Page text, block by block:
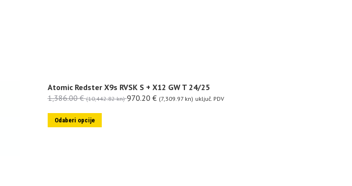
Atomic Redster X9s RVSK S + X12 GW T 24/25
1,386.00€ (10,442.82 kn) 970.20 € (7,309.97 kn) uključ. PDV
Odaberi opcije